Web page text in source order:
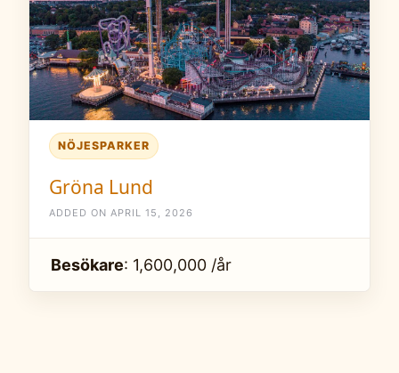
NÖJESPARKER
Gröna Lund
ADDED ON APRIL 15, 2026
Besökare: 1,600,000 /år